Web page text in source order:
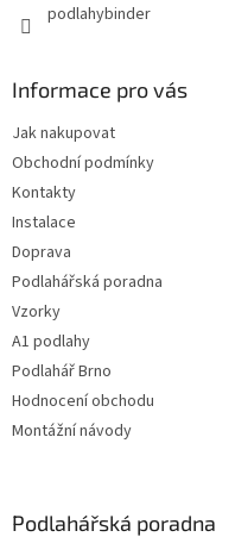
podlahybinder
Informace pro vás
Jak nakupovat
Obchodní podmínky
Kontakty
Instalace
Doprava
Podlahářská poradna
Vzorky
A1 podlahy
Podlahář Brno
Hodnocení obchodu
Montážní návody
Podlahářská poradna